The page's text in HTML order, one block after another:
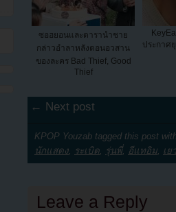
ซอฮยอนและดารานำชาย
กล่าวอำลาหลังตอนอวสาน
ของละคร Bad Thief, Good
Thief
ประกาศ
← Next post
KPOP Youzab tagged this post
นักแสดง
ระเบิด รุ่นพี่, อีแทอิม เย
Leave a Reply